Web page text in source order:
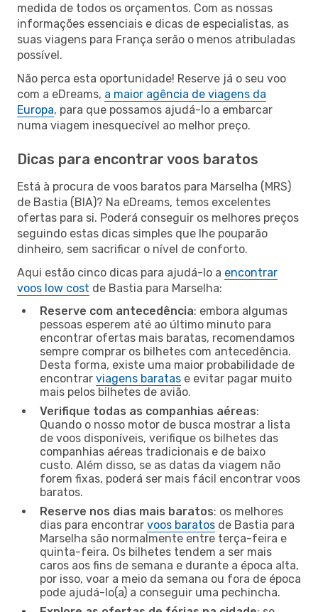
medida de todos os orçamentos. Com as nossas
informações essenciais e dicas de especialistas, as
suas viagens para França serão o menos atribuladas
possível.
Não perca esta oportunidade! Reserve já o seu voo
com a eDreams, a maior agência de viagens da
Europa, para que possamos ajudá-lo a embarcar
numa viagem inesquecível ao melhor preço.
Dicas para encontrar voos baratos
Está à procura de voos baratos para Marselha (MRS)
de Bastia (BIA)? Na eDreams, temos excelentes
ofertas para si. Poderá conseguir os melhores preços
seguindo estas dicas simples que lhe pouparão
dinheiro, sem sacrificar o nível de conforto.
Aqui estão cinco dicas para ajudá-lo a encontrar
voos low cost de Bastia para Marselha:
Reserve com antecedência: embora algumas
pessoas esperem até ao último minuto para
encontrar ofertas mais baratas, recomendamos
sempre comprar os bilhetes com antecedência.
Desta forma, existe uma maior probabilidade de
encontrar viagens baratas e evitar pagar muito
mais pelos bilhetes de avião.
Verifique todas as companhias aéreas:
Quando o nosso motor de busca mostrar a lista
de voos disponíveis, verifique os bilhetes das
companhias aéreas tradicionais e de baixo
custo. Além disso, se as datas da viagem não
forem fixas, poderá ser mais fácil encontrar voos
baratos.
Reserve nos dias mais baratos: os melhores
dias para encontrar voos baratos de Bastia para
Marselha são normalmente entre terça-feira e
quinta-feira. Os bilhetes tendem a ser mais
caros aos fins de semana e durante a época alta,
por isso, voar a meio da semana ou fora de época
pode ajudá-lo(a) a conseguir uma pechincha.